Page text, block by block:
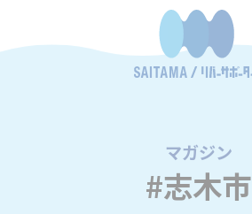
マガジン
/
#志木市